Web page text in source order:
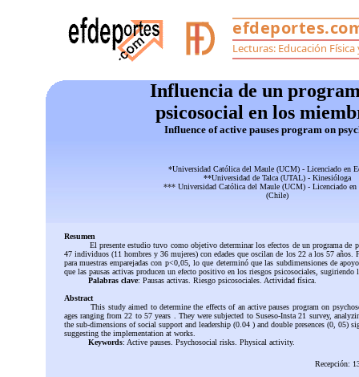
Influencia de un
psicosocial en los
Influence of active pauses program on
*Universidad Católica del Maule (UCM) - Licenciado en
**Universidad de Talca (UTAL) - Kinesióloga
*** Universidad Católica del Maule (UCM) - Licenciado en
(Chile)
Resumen
El presente estudio tuvo como objetivo determinar los efectos de un programa de
47 individuos (11 hombres y 36 mujeres) con edades que oscilan de los 22 a los 57 años.
para muestras emparejadas con p<0,05, lo que determinó que las subdimensiones de
que las pausas activas producen un efecto positivo en los riesgos psicosociales,
Palabras clave: Pausas activas. Riesgo psicosociales. Actividad física.
Abstract
This study aimed to determine the effects of an active pauses program on
ages ranging from 22 to 57 years . They were subjected to Suseso-Insta 21 survey,
the sub-dimensions of social support and leadership (0.04 ) and double presences (0,
suggesting the implementation at works.
Keywords: Active pauses. Psychosocial risks. Physical activity.
Recepción: